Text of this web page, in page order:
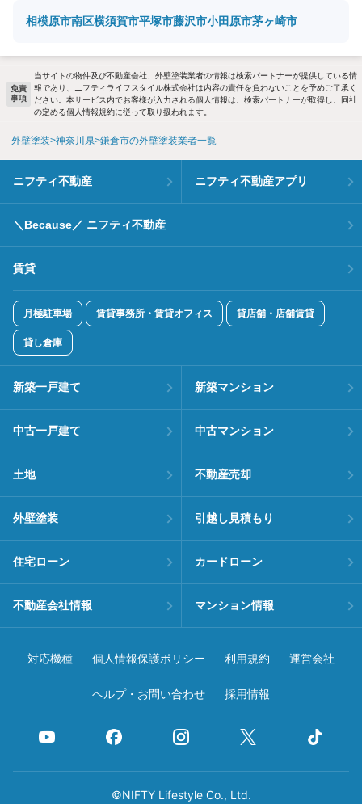
相模原市南区横須賀市平塚市藤沢市小田原市茅ヶ崎市
免責
事項
当サイトの物件及び不動産会社、外壁塗装業者の情報は検索パートナーが提供している情
報であり、ニフティライフスタイル株式会社は内容の責任を負わないことを予めご了承く
ださい。本サービス内でお客様が入力される個人情報は、検索パートナーが取得し、同社
の定める個人情報規約に従って取り扱われます。
外壁塗装 神奈川県 鎌倉市の外壁塗装業者一覧
ニフティ不動産 ニフティ不動産アプリ
＼Because／ ニフティ不動産
賃貸
月極駐車場 賃貸事務所・賃貸オフィス 貸店舗・店舗賃貸
貸し倉庫
新築一戸建て 新築マンション
中古一戸建て 中古マンション
土地 不動産売却
外壁塗装 引越し見積もり
住宅ローン カードローン
不動産会社情報 マンション情報
対応機種 個人情報保護ポリシー 利用規約 運営会社
ヘルプ・お問い合わせ 採用情報
©NIFTY Lifestyle Co., Ltd.